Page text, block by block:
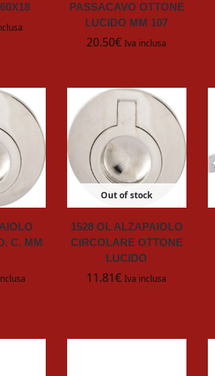
PASSACAVO OTTONE
LUCIDO MM 107
20.50€ Iva inclusa
C. MM
Out of stock
1528 OL ALZAPAIOLO
CIRCOLARE OTTONE
LUCIDO
11.81€ Iva inclusa